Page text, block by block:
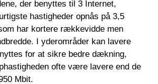
der benyttes til 3 Internet,
hastigheder opnås på 3,5
har kortere rækkevidde men
I yderområder kan lavere
for at sikre bedre dækning,
ofte være lavere end de
Mbit.